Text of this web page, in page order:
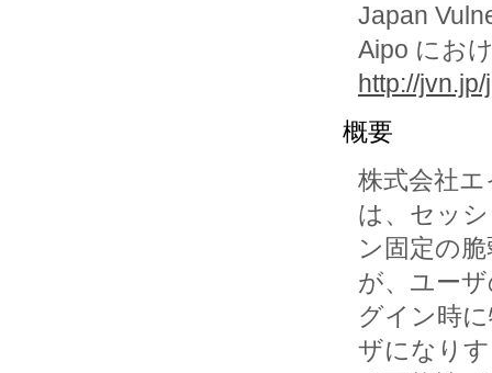
Japan
Aipo にお
http://
概要
株式会社
は、セッ
ン固定の
が、ユー
グイン時
ザになり